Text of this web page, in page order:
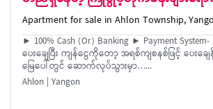
Apartment for sale in Ahlon Township,
► 100% Cash (Or) Banking ► Payment System-
ပေးချေပြီး ကျန်ငွေကိုတော့ အရစ်ကျစနစ်ဖြင့် ပေးခ
မြေပေါ်တွင် ဆောက်လုပ်သွားမှာ…...
Ahlon | Yangon